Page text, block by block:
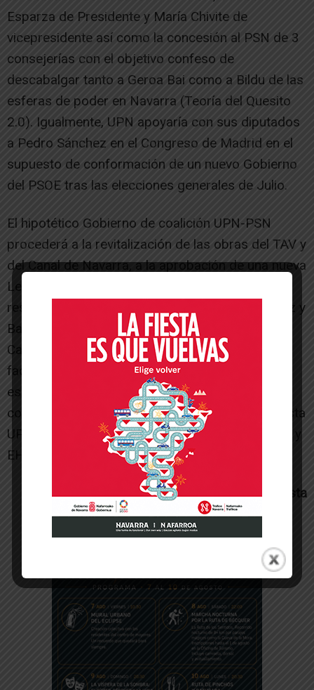
Esparza de Presidente y María Chivite de
vicepresidente así como la concesión al PSN de 3
consejerías con el objetivo confeso de
descabalgar tanto a Geroa Bai como a Bildu de las
esferas de poder en Navarra (Teoría del Quesito
2.0). Igualmente, UPN apoyaría con sus diputados
a Pedro Sánchez en el Congreso de Madrid en el
supuesto de conformación de un nuevo Gobierno
del PSOE tras las elecciones generales de Julio.
El hipotético Gobierno de coalición UPN-PSN
procederá a la revitalización de las obras del TAV y
del Canal de Navarra, a la aprobación de una nueva
Ley del Euskera similar en sus términos
restrictivos a la vigente en los Gobiernos de Sanz y
Barcina así como a la concesión de la Carta de
Capitalidad a Pamplona y Tudela, instaurando de
facto un Poder bicéfalo, con lo que se
escenificaría la Teoría del Quesito sanziano
consistente en implementar un Gobierno navarrista
UPN-PSN y condenar al ostracismo a Geroa Bai y
EH Bildu.
Germán Gorraiz Lopez-Analista
-- Publicidad --